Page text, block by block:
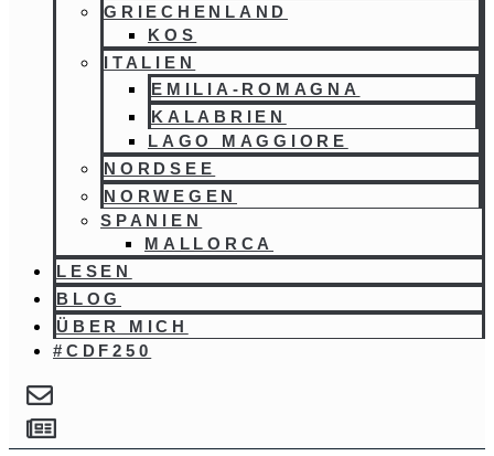
GRIECHENLAND
KOS
ITALIEN
EMILIA-ROMAGNA
KALABRIEN
LAGO MAGGIORE
NORDSEE
NORWEGEN
SPANIEN
MALLORCA
LESEN
BLOG
ÜBER MICH
#CDF250